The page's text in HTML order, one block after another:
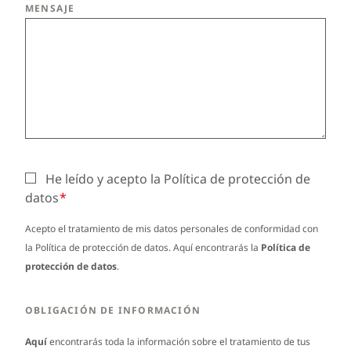
MENSAJE
He leído y acepto la Política de protección de
datos
Acepto el tratamiento de mis datos personales de conformidad con
la Política de protección de datos. Aquí encontrarás la Política de
protección de datos.
OBLIGACIÓN DE INFORMACIÓN
Aquíencontrarás toda la información sobre el tratamiento de tus